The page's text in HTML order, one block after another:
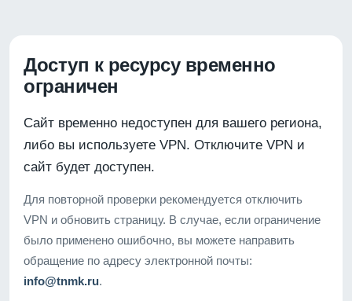
Доступ к ресурсу временно
ограничен
Сайт временно недоступен для вашего региона,
либо вы используете VPN. Отключите VPN и
сайт будет доступен.
Для повторной проверки рекомендуется отключить
VPN и обновить страницу. В случае, если ограничение
было применено ошибочно, вы можете направить
обращение по адресу электронной почты:
info@tnmk.ru.